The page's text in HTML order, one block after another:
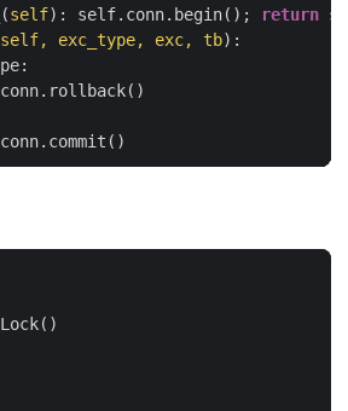
(self): self.conn.begin();
return
self, exc_type, exc, tb):